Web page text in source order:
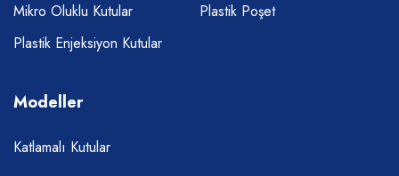
Mikro Oluklu Kutular
Plastik Enjeksiyon Kutular
Plastik Poşet
Modeller
Katlamalı Kutular